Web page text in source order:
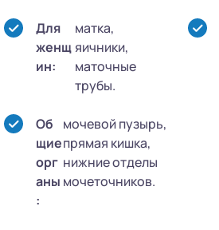
Для
женщ
ин:
матка,
яичники,
маточные
трубы.
Об
щие
орг
аны
:
мочевой пузырь,
прямая кишка,
нижние отделы
мочеточников.